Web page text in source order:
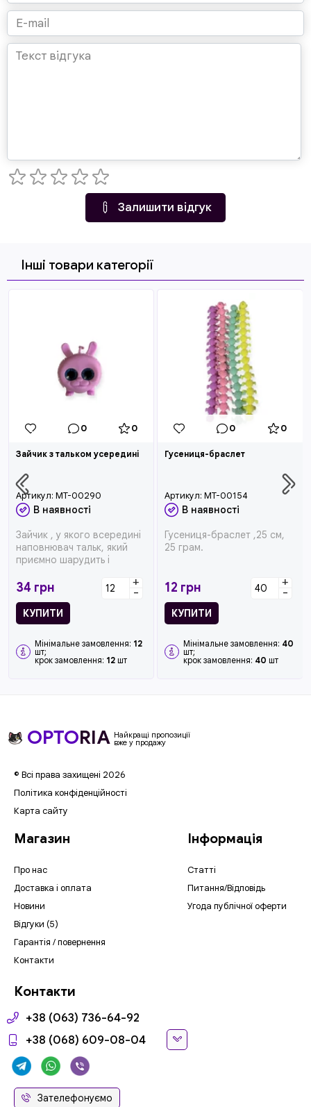
Залишити відгук
Інші товари категорії
0 0
Зайчик з тальком усередині
Артикул: MT-00290
В наявності
Зайчик , у якого всередині
наповнювач тальк, який
приємно шарудить і
будь-...
34 грн +
-
КУПИТИ
Мінімальне замовлення: 12
шт;
крок замовлення: 12 шт
0 0
Гусениця-браслет
Артикул: MT-00154
В наявності
Гусениця-браслет ,25 см,
25 грам.
12 грн +
-
КУПИТИ
Мінімальне замовлення: 40
шт;
крок замовлення: 40 шт
OPTORIA Найкращі пропозиції
вже у продажу
© Всі права захищені 2026
Політика конфіденційності
Карта сайту
Магазин
Про нас
Доставка і оплата
Новини
Відгуки (5)
Гарантія / повернення
Контакти
Інформація
Статті
Питання/Відповідь
Угода публічної оферти
Контакти
+38 (063) 736-64-92
+38 (068) 609-08-04
Зателефонуємо